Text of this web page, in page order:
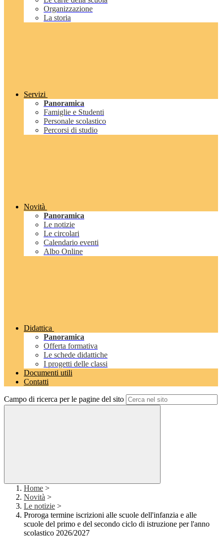
Organizzazione
La storia
Servizi
Panoramica
Famiglie e Studenti
Personale scolastico
Percorsi di studio
Novità
Panoramica
Le notizie
Le circolari
Calendario eventi
Albo Online
Didattica
Panoramica
Offerta formativa
Le schede didattiche
I progetti delle classi
Documenti utili
Contatti
Campo di ricerca per le pagine del sito
Home >
Novità >
Le notizie >
Proroga termine iscrizioni alle scuole dell'infanzia e alle
scuole del primo e del secondo ciclo di istruzione per l'anno
scolastico 2026/2027